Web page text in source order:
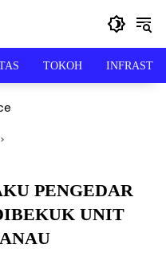
TOKOH
PENGEDAR
UNIT